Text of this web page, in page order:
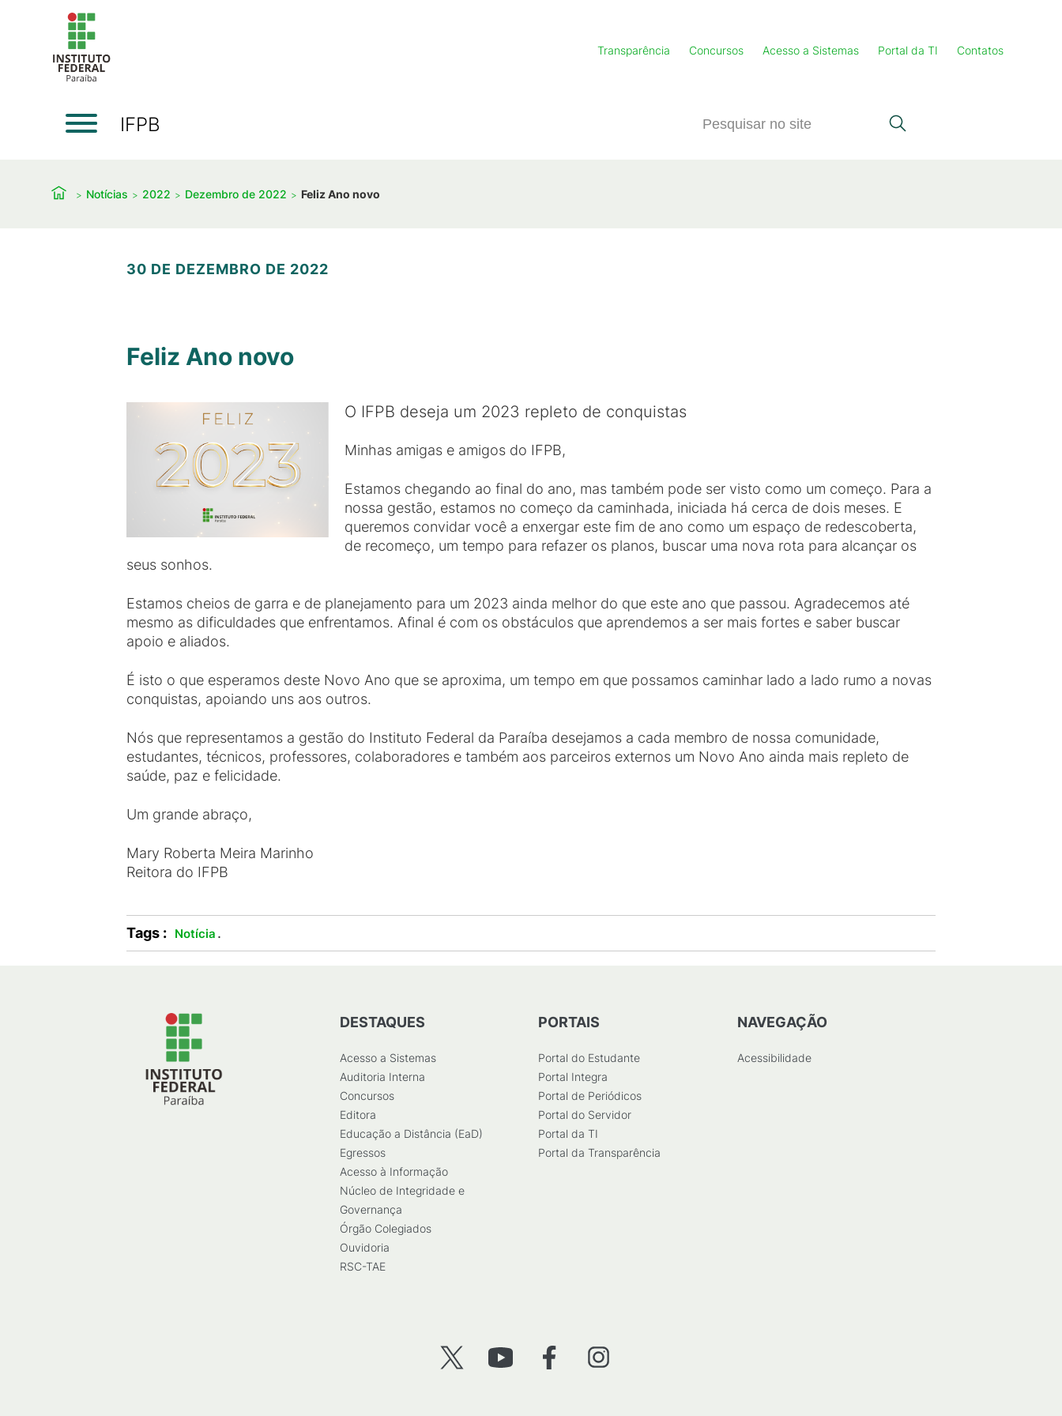
Transparência Concursos Acesso a Sistemas Portal da TI Contatos
IFPB
Notícias 2022 Dezembro de 2022 Feliz Ano novo
30 DE DEZEMBRO DE 2022
Feliz Ano novo
O IFPB deseja um 2023 repleto de conquistas
Minhas amigas e amigos do IFPB,
Estamos chegando ao final do ano, mas também pode ser visto como um começo. Para a
nossa gestão, estamos no começo da caminhada, iniciada há cerca de dois meses. E
queremos convidar você a enxergar este fim de ano como um espaço de redescoberta,
de recomeço, um tempo para refazer os planos, buscar uma nova rota para alcançar os
seus sonhos.
Estamos cheios de garra e de planejamento para um 2023 ainda melhor do que este ano que passou. Agradecemos até
mesmo as dificuldades que enfrentamos. Afinal é com os obstáculos que aprendemos a ser mais fortes e saber buscar
apoio e aliados.
É isto o que esperamos deste Novo Ano que se aproxima, um tempo em que possamos caminhar lado a lado rumo a novas
conquistas, apoiando uns aos outros.
Nós que representamos a gestão do Instituto Federal da Paraíba desejamos a cada membro de nossa comunidade,
estudantes, técnicos, professores, colaboradores e também aos parceiros externos um Novo Ano ainda mais repleto de
saúde, paz e felicidade.
Um grande abraço,
Mary Roberta Meira Marinho
Reitora do IFPB
Tags : Notícia .
DESTAQUES
Acesso a Sistemas
Auditoria Interna
Concursos
Editora
Educação a Distância (EaD)
Egressos
Acesso à Informação
Núcleo de Integridade e
Governança
Órgão Colegiados
Ouvidoria
RSC-TAE
PORTAIS
Portal do Estudante
Portal Integra
Portal de Periódicos
Portal do Servidor
Portal da TI
Portal da Transparência
NAVEGAÇÃO
Acessibilidade